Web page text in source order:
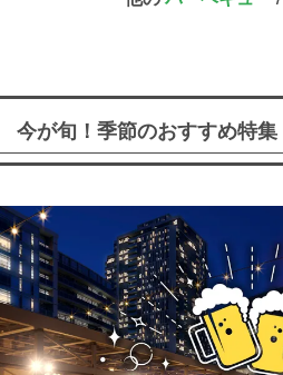
今が旬！季節のおすすめ特集